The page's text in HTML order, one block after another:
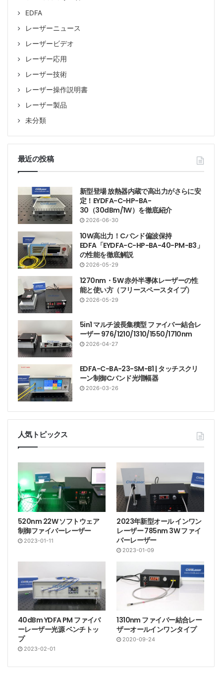
EDFA-C-PA-30-PM
EDFA-C-BA-15-PM
EDFA-C-BA-17-PM
EDFA-C-BA-20-PM
EDFA-C-BA-23-PM
EDFA-C-BA-26-PM
EYDFA-C-HP-BA-27-PM
EYDFA-C-HP-BA-30-PM
EYDFA-C-HP-BA-33-PM
EYDFA-C-HP-BA-35-PM
EYDFA-C-HP-BA-37-PM
EYDFA-C-HP-BA-40-PM
EDFA L-Band SM
(BA HP)
EDFA: Erbium-doped Fiber Amplifier, Er添加光ファイ
バ増幅器, エルビウム添加光ファイバ増幅器
L-Band: 1570~1603nm, Lバンド, L帯とも
SM: SM Fiber, Single Mode Fiber, シングルモード光フ
ァイバー
BA: Booster Amplifier, パワーアンプ
HP: High Power EDFA, ハイパワー EDFA, 高出力 EDFA
EDFA-L-BA-15-SM
EDFA-L-BA-17-SM
EDFA-L-BA-20-SM
EDFA
レーザーニュース
レーザービデオ
レーザー応用
レーザー技術
レーザー操作説明書
レーザー製品
未分類
最近の投稿
新型登場 放熱器内蔵で高出力がさらに安
定！EYDFA-C-HP-BA-
30（30dBm/1W）を徹底紹介
2026-06-30
10W高出力！Cバンド偏波保持
EDFA「EYDFA-C-HP-BA-40-PM-B3」
の性能を徹底解説
2026-05-29
1270nm・5W 赤外半導体レーザーの性
能と使い方（フリースペースタイプ）
2026-05-29
5in1 マルチ波長集積型 ファイバー結合レ
ーザー 976/1210/1310/1550/1710nm
2026-04-27
EDFA-C-BA-23-SM-B1 | タッチスクリ
ーン制御Cバンド光増幅器
2026-03-26
人気トピックス
520nm 22W ソフトウェア
制御ファイバーレーザー
2023-01-11
2023年新型オール インワン
レーザー 785nm 3W ファイ
バーレーザー
2023-01-09
40dBm YDFA PM ファイバ
ーレーザー光源 ベンチトッ
プ
2023-02-01
1310nm ファイバー結合レー
ザーオールインワンタイプ
2020-09-24